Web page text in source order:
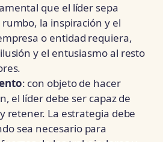
que el líder sepa
la inspiración y el
o entidad requiera,
y el entusiasmo al resto
: con objeto de hacer
el líder debe ser capaz de
retener. La estrategia debe
sea necesario para